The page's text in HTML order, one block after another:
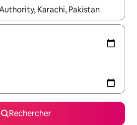
utilisez les flèches vers le
Rechercher